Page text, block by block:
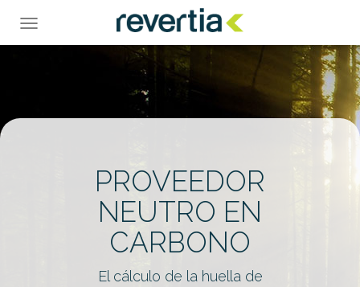
content
Toggle
navigation
Nuestra huella de carbono
PROVEEDOR
NEUTRO EN
CARBONO
El cálculo de la huella de